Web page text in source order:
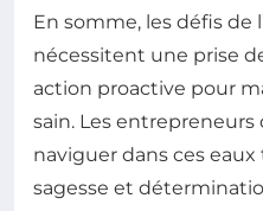
En somme, les défis de
nécessitent une prise
action proactive pour
sain. Les
naviguer dans ces
sagesse et